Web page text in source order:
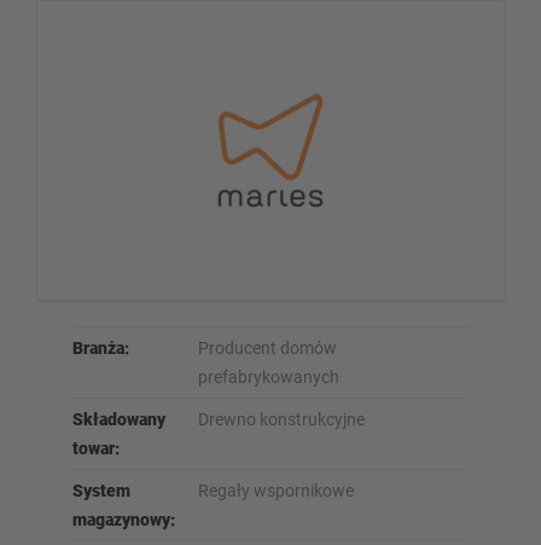
Branża:
Producent domów
prefabrykowanych
Składowany
towar:
Drewno konstrukcyjne
System
magazynowy:
Regały wspornikowe